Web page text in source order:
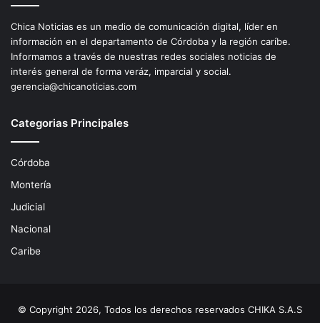
Chica Noticias es un medio de comunicación digital, líder en
información en el departamento de Córdoba y la región caríbe.
Informamos a través de nuestras redes sociales noticias de
interés general de forma veráz, imparcial y social.
gerencia@chicanoticias.com
Categorias Principales
Córdoba
Montería
Judicial
Nacional
Caribe
© Copyright 2026, Todos los derechos reservados CHIKA S.A.S